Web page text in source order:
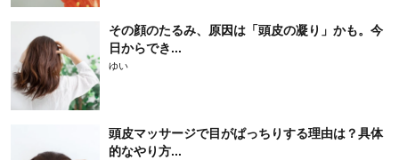
その顔のたるみ、原因は「頭皮の凝り」かも。今
日からでき...
ゆい
頭皮マッサージで目がぱっちりする理由は？具体
的なやり方...